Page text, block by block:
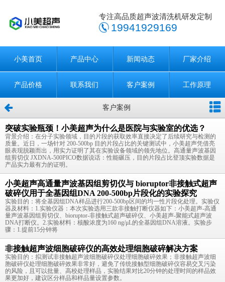
专注高品质超声波清洗机研发定制
19941929169
小美首页 产品中心 新闻动态 厂家介绍
产品价格 联系我们 客户案例 工作原理
客户案例
突破实验瓶颈！小美超声为什么是医院与实验室的优选？
背景介绍：在分子实验领域，目的片段的获取效率直接决定了后续研究与检测的
质量。近日，一场针对 200-500bp 目的片段占比的关键测试中，小美超声凭借亮
眼表现脱颖而出，用实力证明了其在实验设备领域的领先地位。高通量声波基因
组剪切仪 JXDNA-500PICO数据说话：性能碾压，目的片段占比登顶实验数据是
产品实力最有力的证明。
小美超声高通量声波基因组剪切仪与 bioruptor非接触式超声
破碎仪用于全基因组DNA 200-500bp片段化的实验探究
实验目的：将全基因组DNA样品进行200-500bp区间的均一性片段化处理。实验仪
器及材料：1.实验仪器：本次实验选用三款非接触打断仪器如下：小美超声-高通
量声波基因组剪切仪、bioruptor-非接触式超声破碎仪、小美超声-聚能式超声波
DNA打断仪。2.实验材料：核酸浓度为160 ng/μL的全基因组DNA溶液。实验步
骤：1.提前15分钟将
非接触超声波细胞破碎仪的高效处理细胞破碎解决方案
实验目的：拟测试非接触超声波细胞破碎仪处理细胞破碎效果；非接触超声波细
胞破碎仪处理细胞破碎效果非常好，避免了传统接触型细胞破碎仪容易交叉污染
的风险，且可以批量、高校处理样品，实验结果对比20分钟的处理时间的样品效
果更加好，建议区分样品和样品量设置参数。